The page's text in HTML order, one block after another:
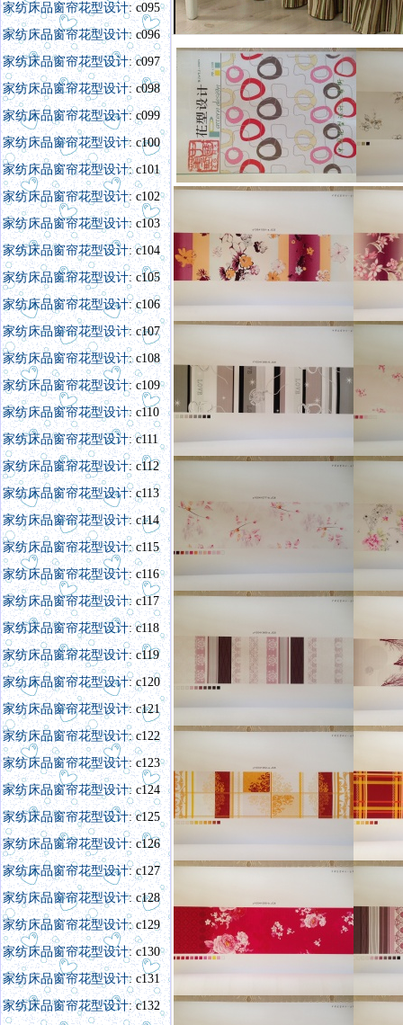
家纺床品窗帘花型设计: c095
家纺床品窗帘花型设计: c096
家纺床品窗帘花型设计: c097
家纺床品窗帘花型设计: c098
家纺床品窗帘花型设计: c099
家纺床品窗帘花型设计: c100
家纺床品窗帘花型设计: c101
家纺床品窗帘花型设计: c102
家纺床品窗帘花型设计: c103
家纺床品窗帘花型设计: c104
家纺床品窗帘花型设计: c105
家纺床品窗帘花型设计: c106
家纺床品窗帘花型设计: c107
家纺床品窗帘花型设计: c108
家纺床品窗帘花型设计: c109
家纺床品窗帘花型设计: c110
家纺床品窗帘花型设计: c111
家纺床品窗帘花型设计: c112
家纺床品窗帘花型设计: c113
家纺床品窗帘花型设计: c114
家纺床品窗帘花型设计: c115
家纺床品窗帘花型设计: c116
家纺床品窗帘花型设计: c117
家纺床品窗帘花型设计: c118
家纺床品窗帘花型设计: c119
家纺床品窗帘花型设计: c120
家纺床品窗帘花型设计: c121
家纺床品窗帘花型设计:c122
家纺床品窗帘花型设计: c123
家纺床品窗帘花型设计: c124
家纺床品窗帘花型设计: c125
家纺床品窗帘花型设计: c126
家纺床品窗帘花型设计: c127
家纺床品窗帘花型设计: c128
家纺床品窗帘花型设计: c129
家纺床品窗帘花型设计: c130
家纺床品窗帘花型设计: c131
家纺床品窗帘花型设计: c132